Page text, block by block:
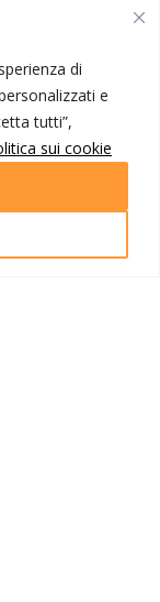
di
e
tutti”,
sui cookie